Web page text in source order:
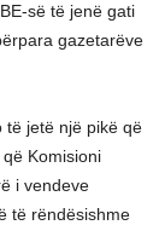
së të jenë gati
gazetarëve
të jetë një pikë që
Komisioni
i vendeve
të rëndësishme